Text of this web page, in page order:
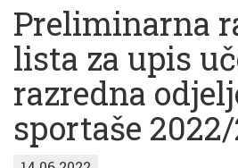
Preliminarna
lista za upis
razredna
sportaše